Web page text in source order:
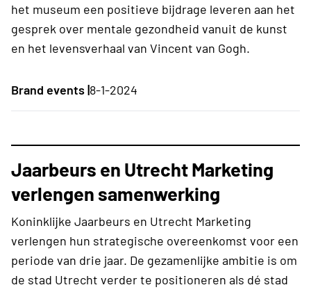
het museum een positieve bijdrage leveren aan het
gesprek over mentale gezondheid vanuit de kunst
en het levensverhaal van Vincent van Gogh.
Brand events |8-1-2024
Jaarbeurs en Utrecht Marketing
verlengen samenwerking
Koninklijke Jaarbeurs en Utrecht Marketing
verlengen hun strategische overeenkomst voor een
periode van drie jaar. De gezamenlijke ambitie is om
de stad Utrecht verder te positioneren als dé stad